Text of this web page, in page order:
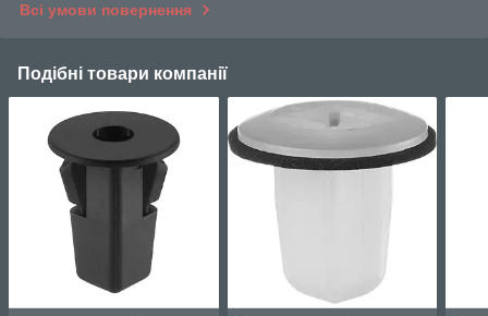
Всі умови повернення
Подібні товари компанії